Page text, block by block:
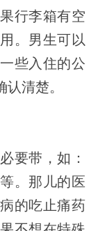
行李箱有空
。男生可以
些入住的公
清楚。
要带，如：
。那儿的医
的吃止痛药